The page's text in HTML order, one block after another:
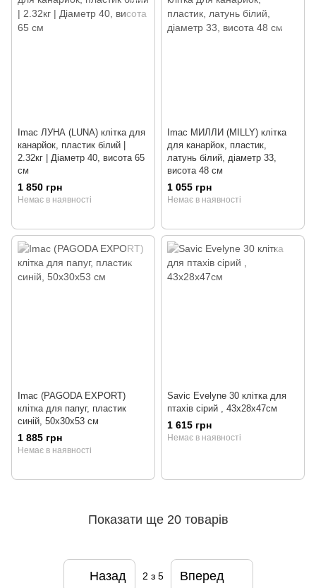
Imac ЛУНА (LUNA) клітка для
канарйок, пластик білий |
2.32кг | Діаметр 40, висота 65
см
1 850 грн
Немає в наявності
Imac МИЛЛИ (MILLY) клітка
для канарйок, пластик,
латунь білий, діаметр 33,
висота 48 см
1 055 грн
Немає в наявності
Imac (PAGODA EXPORT)
клітка для папуг, пластик
синій, 50х30х53 см
1 885 грн
Немає в наявності
Savic Evelyne 30 клітка для
птахів сірий , 43х28х47см
1 615 грн
Немає в наявності
Показати ще 20 товарів
Назад 2 з 5 Вперед